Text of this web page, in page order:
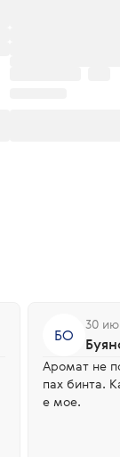
БО
30
Аромат не
пах бинта.
е мое.